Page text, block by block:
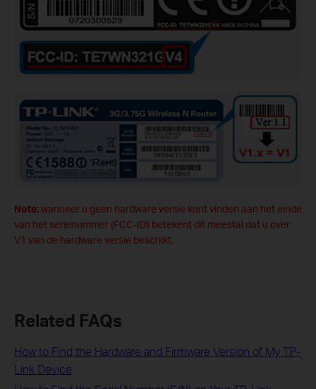
Note:wanneer u geen hardware versie kunt vinden aan het einde
van het serienummer (FCC-ID) betekent dit meestal dat u over
V1 van de hardware versie beschikt.
Related FAQs
How to Find the Hardware and Firmware Version of My TP-
Link Device